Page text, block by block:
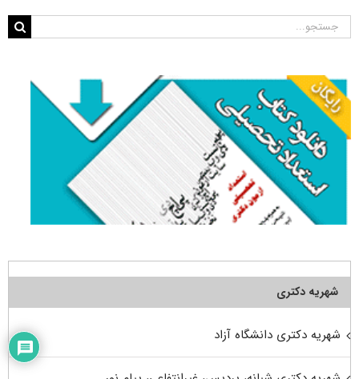
جستجو
شهریه دکتری
شهریه دکتری دانشگاه آزاد